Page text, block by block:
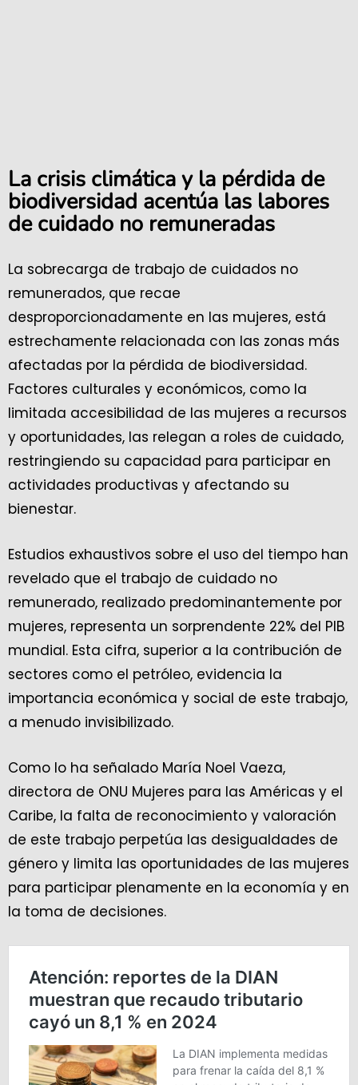
La crisis climática y la pérdida de
biodiversidad acentúa las labores
de cuidado no remuneradas
La sobrecarga de trabajo de cuidados no
remunerados, que recae
desproporcionadamente en las mujeres, está
estrechamente relacionada con las zonas más
afectadas por la pérdida de biodiversidad.
Factores culturales y económicos, como la
limitada accesibilidad de las mujeres a recursos
y oportunidades, las relegan a roles de cuidado,
restringiendo su capacidad para participar en
actividades productivas y afectando su
bienestar.
Estudios exhaustivos sobre el uso del tiempo han
revelado que el trabajo de cuidado no
remunerado, realizado predominantemente por
mujeres, representa un sorprendente 22% del PIB
mundial. Esta cifra, superior a la contribución de
sectores como el petróleo, evidencia la
importancia económica y social de este trabajo,
a menudo invisibilizado.
Como lo ha señalado María Noel Vaeza,
directora de ONU Mujeres para las Américas y el
Caribe, la falta de reconocimiento y valoración
de este trabajo perpetúa las desigualdades de
género y limita las oportunidades de las mujeres
para participar plenamente en la economía y en
la toma de decisiones.